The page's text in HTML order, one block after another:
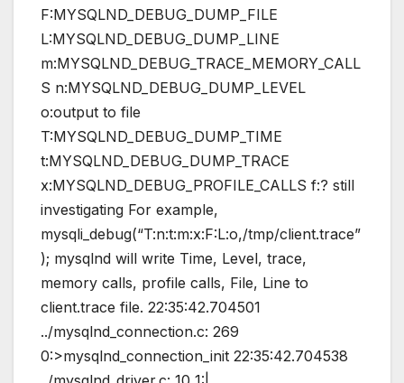
F:MYSQLND_DEBUG_DUMP_FILE
L:MYSQLND_DEBUG_DUMP_LINE
m:MYSQLND_DEBUG_TRACE_MEMORY_CALL
S n:MYSQLND_DEBUG_DUMP_LEVEL
o:output to file
T:MYSQLND_DEBUG_DUMP_TIME
t:MYSQLND_DEBUG_DUMP_TRACE
x:MYSQLND_DEBUG_PROFILE_CALLS f:? still
investigating For example,
mysqli_debug(“T:n:t:m:x:F:L:o,/tmp/client.trace”
); mysqlnd will write Time, Level, trace,
memory calls, profile calls, File, Line to
client.trace file. 22:35:42.704501
../mysqlnd_connection.c: 269
0:>mysqlnd_connection_init 22:35:42.704538